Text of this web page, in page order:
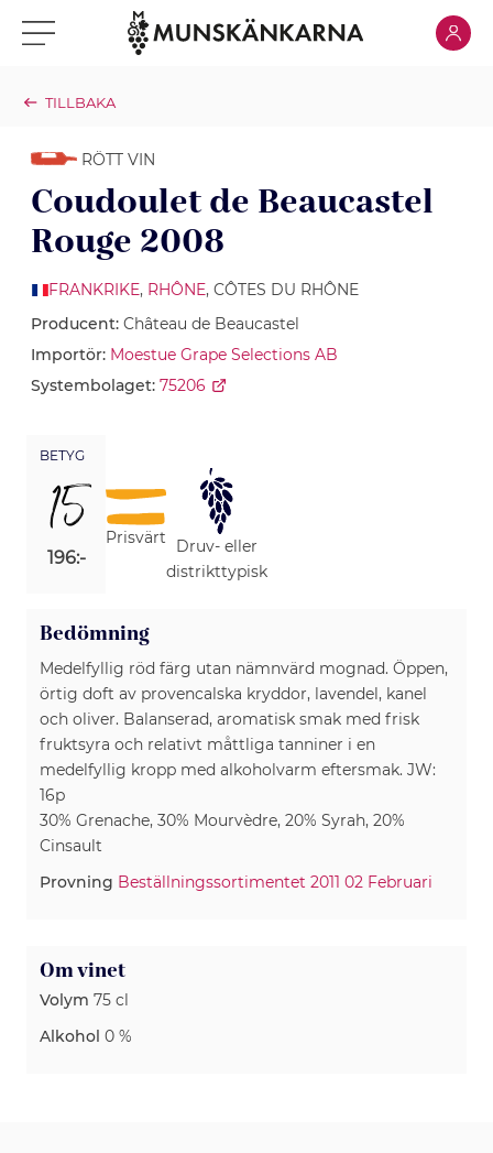
Klicka för meny Klicka
TILLBAKA
RÖTT VIN
Coudoulet de Beaucastel
Rouge 2008
FRANKRIKE, RHÔNE, CÔTES DU RHÔNE
Producent: Château de Beaucastel
Importör: Moestue Grape Selections AB
Systembolaget: 75206
BETYG
15
196:-
Prisvärt
Druv- eller
distrikttypisk
Bedömning
Medelfyllig röd färg utan nämnvärd mognad. Öppen,
örtig doft av provencalska kryddor, lavendel, kanel
och oliver. Balanserad, aromatisk smak med frisk
fruktsyra och relativt måttliga tanniner i en
medelfyllig kropp med alkoholvarm eftersmak. JW:
16p
30% Grenache, 30% Mourvèdre, 20% Syrah, 20%
Cinsault
Provning Beställningssortimentet 2011 02 Februari
Om vinet
Volym 75 cl
Alkohol 0 %